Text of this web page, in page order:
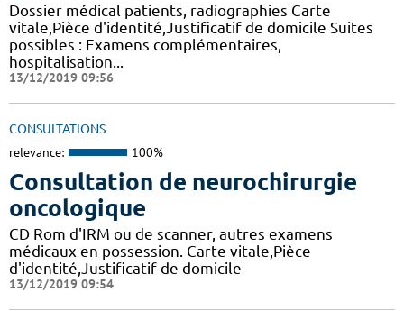
Dossier médical patients, radiographies Carte
vitale,Pièce d'identité,Justificatif de domicile Suites
possibles : Examens complémentaires,
hospitalisation...
13/12/2019 09:56
CONSULTATIONS
relevance: 100%
Consultation de neurochirurgie
oncologique
CD Rom d'IRM ou de scanner, autres examens
médicaux en possession. Carte vitale,Pièce
d'identité,Justificatif de domicile
13/12/2019 09:54